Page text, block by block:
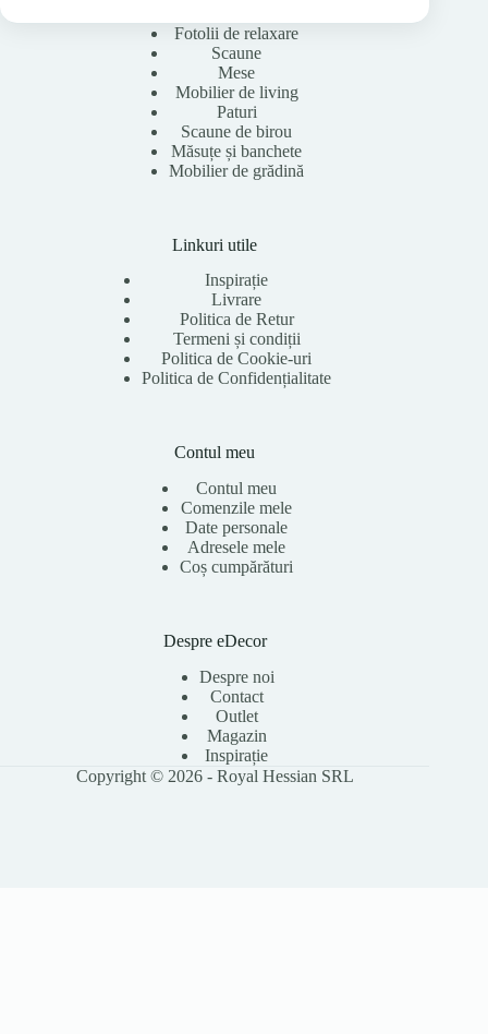
Fotolii de relaxare
Scaune
Mese
Mobilier de living
Paturi
Scaune de birou
Măsuțe și banchete
Mobilier de grădină
Linkuri utile
Inspirație
Livrare
Politica de Retur
Termeni și condiții
Politica de Cookie-uri
Politica de Confidențialitate
Contul meu
Contul meu
Comenzile mele
Date personale
Adresele mele
Coș cumpărături
Despre eDecor
Despre noi
Contact
Outlet
Magazin
Inspirație
Copyright © 2026 - Royal Hessian SRL